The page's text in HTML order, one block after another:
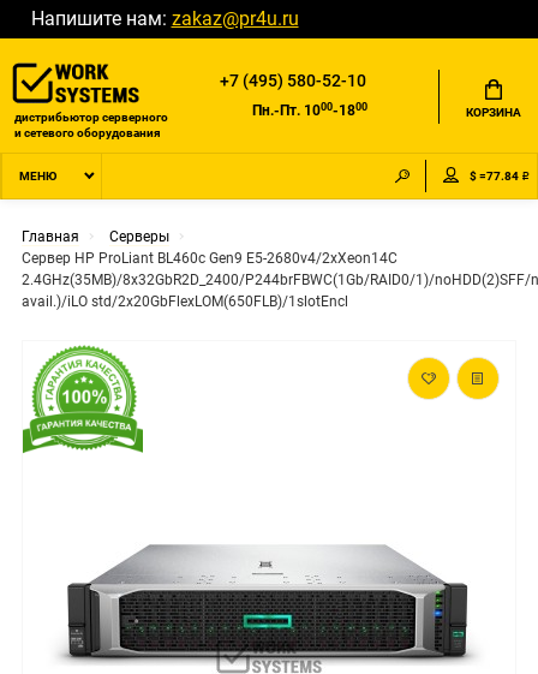
Напишите нам: zakaz@pr4u.ru
дистрибьютор серверного
и сетевого оборудования
+7 (495) 580-52-10
Пн.-Пт. 1000-1800 КОРЗИНА
МЕНЮ $ =77.84 ₽
Главная
Серверы
Сервер HP ProLiant BL460c Gen9 E5-2680v4/2xXeon14C
2.4GHz(35MB)/8x32GbR2D_2400/P244brFBWC(1Gb/RAID0/1)/noHDD(2)SFF/
avail.)/iLO std/2x20GbFlexLOM(650FLB)/1slotEncl